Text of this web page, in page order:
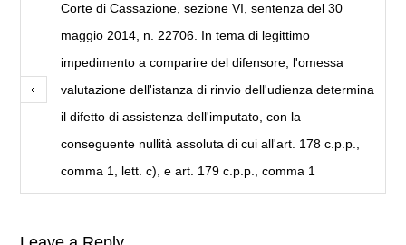
Corte di Cassazione, sezione VI, sentenza del 30
maggio 2014, n. 22706. In tema di legittimo
impedimento a comparire del difensore, l'omessa
valutazione dell'istanza di rinvio dell'udienza determina
il difetto di assistenza dell'imputato, con la
conseguente nullità assoluta di cui all'art. 178 c.p.p.,
comma 1, lett. c), e art. 179 c.p.p., comma 1